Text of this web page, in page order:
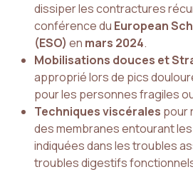
dissiper les contractures
conférence du European
(ESO) en mars 2024.
Mobilisations douces et
approprié lors de pics
pour les personnes fragiles
Techniques viscérales pour
des membranes entourant
indiquées dans les troubles
troubles digestifs